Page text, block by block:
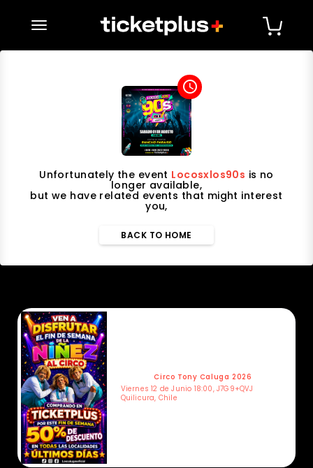
desplegar navegación
access_time
Unfortunately the event Locosxlos90s is no
longer available,
but we have related events that might interest
you,
BACK TO HOME
Circo Tony Caluga 2026
Viernes 12 de Junio 18:00, J7G9+QVJ
Quilicura, Chile